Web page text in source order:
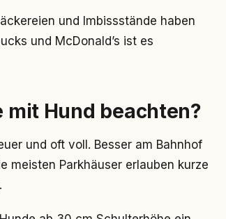
und Imbissstände haben
und McDonald’s ist es
mit Hund beachten?
und oft voll. Besser am Bahnhof
meisten Parkhäuser erlauben kurze